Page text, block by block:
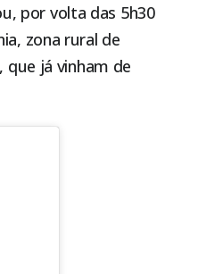
por volta das 5h30
zona rural de
já vinham de